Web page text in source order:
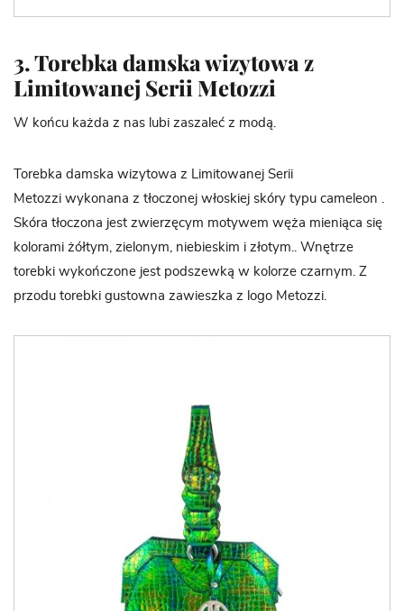
3. Torebka damska wizytowa z
Limitowanej Serii Metozzi
W końcu każda z nas lubi zaszaleć z modą.
Torebka damska wizytowa z Limitowanej Serii
Metozzi wykonana z tłoczonej włoskiej skóry typu cameleon .
Skóra tłoczona jest zwierzęcym motywem węża mieniąca się
kolorami żółtym, zielonym, niebieskim i złotym.. Wnętrze
torebki wykończone jest podszewką w kolorze czarnym. Z
przodu torebki gustowna zawieszka z logo Metozzi.